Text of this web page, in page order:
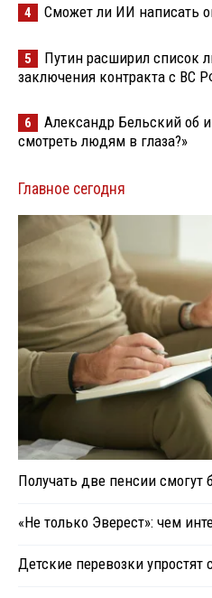
4 Сможет ли ИИ написать
5
Путин расширил список
заключения контракта с ВС
6
Александр Бельский об
смотреть людям в глаза?»
Главное сегодня
Получать две пенсии смогут
«Не только Эверест»: чем
Детские перевозки упростят